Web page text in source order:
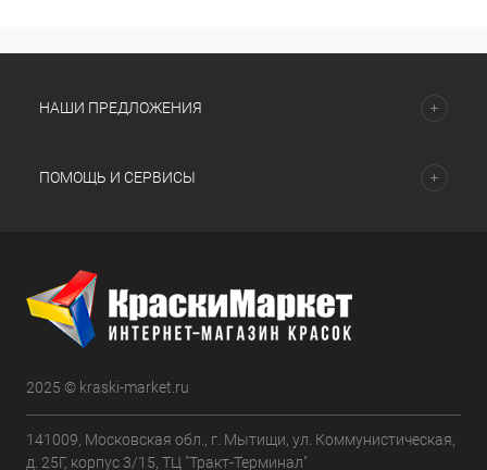
НАШИ ПРЕДЛОЖЕНИЯ
ПОМОЩЬ И СЕРВИСЫ
2025 © kraski-market.ru
141009, Московская обл., г. Мытищи, ул. Коммунистическая,
д. 25Г, корпус 3/15, ТЦ "Тракт-Терминал"